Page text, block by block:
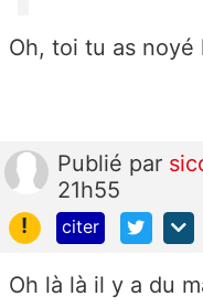
Oh, toi tu as noyé
Publié par
21h55
!
citer
Oh là là il y a du